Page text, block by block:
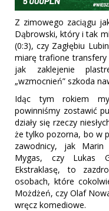
Z zimowego zaciągu
Dąbrowski, który i tak
(0:3), czy Zagłębiu
miarę trafione
jak zaklejenie
„wzmocnień” szkoda
Idąc tym rokiem
powinniśmy zostawić
działy się rzeczy
że tylko pozorna, bo w
zawodnicy, jak Marin
Mygas, czy Lukas
Ekstraklasę, to
osobach, które
Możdżeń, czy Olaf
wręcz komediowe.